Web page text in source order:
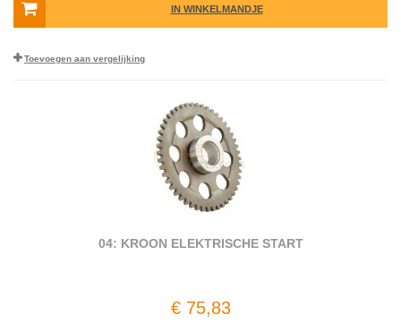
IN WINKELMANDJE
Toevoegen aan vergelijking
04: KROON ELEKTRISCHE START
€ 75,83